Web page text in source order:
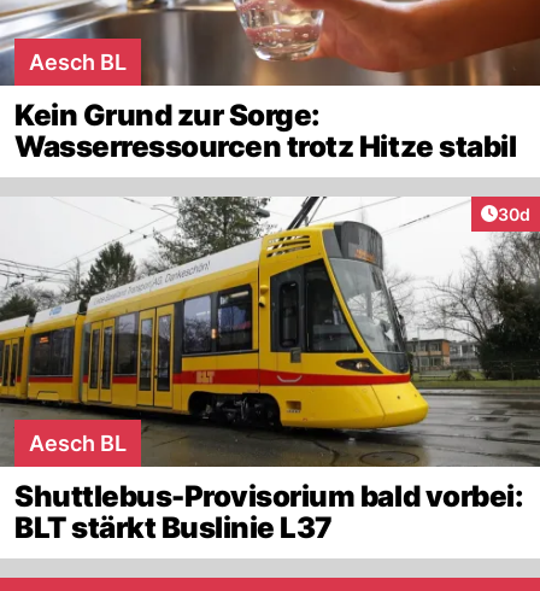
Aesch BL
Kein Grund zur Sorge:
Wasserressourcen trotz Hitze stabil
30d
Aesch BL
Shuttlebus-Provisorium bald vorbei:
BLT stärkt Buslinie L37